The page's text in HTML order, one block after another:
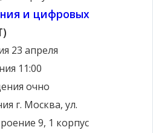
и цифровых
23 апреля
11:00
очно
г. Москва, ул.
9, 1 корпус